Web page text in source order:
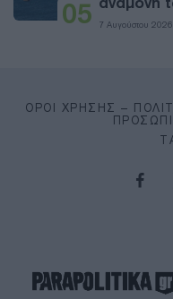
05 7 Αυγούστου 2026
ΌΡΟΙ ΧΡΉΣΗΣ –